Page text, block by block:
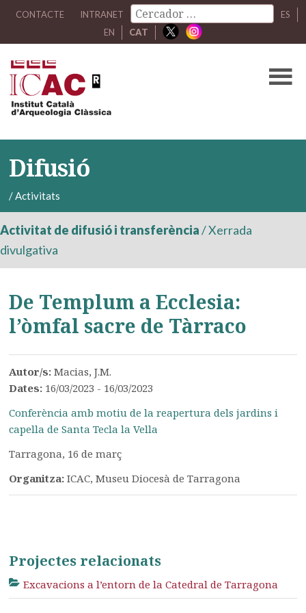
CONTACTE INTRANET
ES
EN
CAT
Difusió
/Activitats
Activitat de difusió i transferència/Xerrada
divulgativa
De Templum a Ecclesia:
l’òmfal sacre de Tàrraco
Autor/s:Macias, J.M.
Dates: 16/03/2023 - 16/03/2023
Conferència amb motiu de la reapertura dels jardins i
capella de Santa Tecla la Vella
Tarragona, 16 de març
Organitza:ICAC, Museu Diocesà de Tarragona
Projectes relacionats
Excavacions a l’entorn de la Catedral de Tarragona